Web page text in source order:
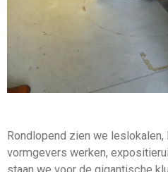
Rondlopend zien we
vormgevers werken,
staan we voor de gigantische